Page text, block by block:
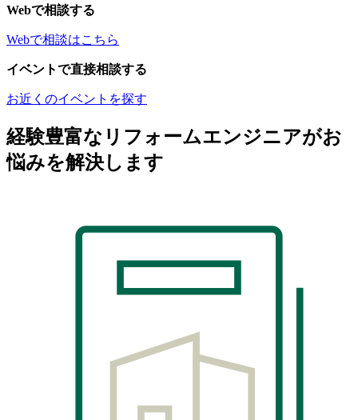
Webで相談する
Webで相談はこちら
イベントで直接相談する
お近くのイベントを探す
経験豊富なリフォームエンジニアがお
悩みを解決します